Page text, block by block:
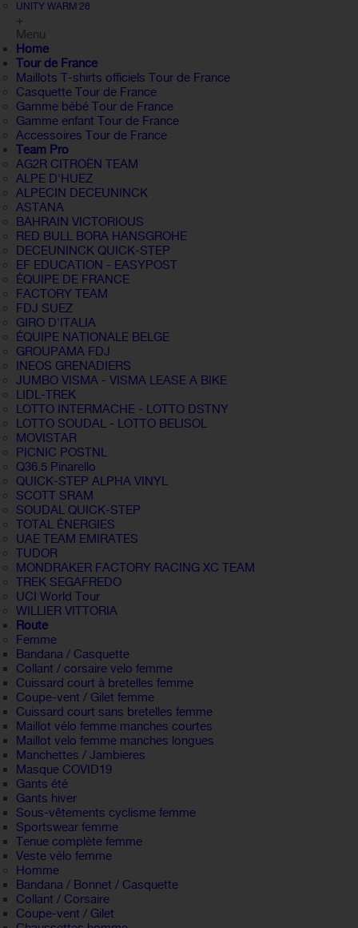
UNITY WARM 26
+
Menu
Home
Tour de France
Maillots T-shirts officiels Tour de France
Casquette Tour de France
Gamme bébé Tour de France
Gamme enfant Tour de France
Accessoires Tour de France
Team Pro
AG2R CITROËN TEAM
ALPE D'HUEZ
ALPECIN DECEUNINCK
ASTANA
BAHRAIN VICTORIOUS
RED BULL BORA HANSGROHE
DECEUNINCK QUICK-STEP
EF EDUCATION - EASYPOST
ÉQUIPE DE FRANCE
FACTORY TEAM
FDJ SUEZ
GIRO D'ITALIA
ÉQUIPE NATIONALE BELGE
GROUPAMA FDJ
INEOS GRENADIERS
JUMBO VISMA - VISMA LEASE A BIKE
LIDL-TREK
LOTTO INTERMACHE - LOTTO DSTNY
LOTTO SOUDAL - LOTTO BELISOL
MOVISTAR
PICNIC POSTNL
Q36.5 Pinarello
QUICK-STEP ALPHA VINYL
SCOTT SRAM
SOUDAL QUICK-STEP
TOTAL ÉNERGIES
UAE TEAM EMIRATES
TUDOR
MONDRAKER FACTORY RACING XC TEAM
TREK SEGAFREDO
UCI World Tour
WILLIER VITTORIA
Route
Femme
Bandana / Casquette
Collant / corsaire velo femme
Cuissard court à bretelles femme
Coupe-vent / Gilet femme
Cuissard court sans bretelles femme
Maillot vélo femme manches courtes
Maillot velo femme manches longues
Manchettes / Jambieres
Masque COVID19
Gants été
Gants hiver
Sous-vêtements cyclisme femme
Sportswear femme
Tenue complète femme
Veste vélo femme
Homme
Bandana / Bonnet / Casquette
Collant / Corsaire
Coupe-vent / Gilet